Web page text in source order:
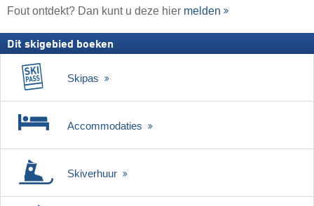
Fout ontdekt? Dan kunt u deze hier melden
Dit skigebied boeken
Skipas
Accommodaties
Skiverhuur